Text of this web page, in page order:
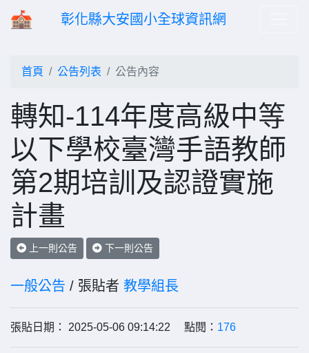
彰化縣大安國小全球資訊網
首頁 公告列表 公告內容
轉知-114年度高級中等
以下學校臺灣手語教師
第2期培訓及認證實施
計畫
上一則公告 下一則公告
一般公告 / 張貼者 教學組長
張貼日期： 2025-05-06 09:14:22 點閱： 176